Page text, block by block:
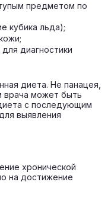
предметом по
кубика льда);
диагностики
диета. Не панацея,
врача может быть
с последующим
выявления
хронической
на достижение